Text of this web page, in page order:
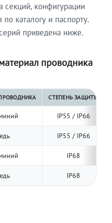
конфигурации
каталогу и паспорту.
приведена ниже.
проводника
СТЕПЕНЬ ЗАЩИТЫ
IP55 / IP66
IP55 / IP66
IP68
IP68